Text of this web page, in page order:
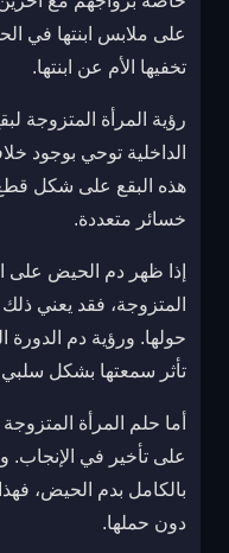
على ملابس ابنتها في
تخفيها الأم عن ابنتها.
رؤية المرأة المتزوجة
الداخلية توحي بوجود
هذه البقع على شكل
خسائر متعددة.
إذا ظهر دم الحيض على
المتزوجة، فقد يعني
حولها. ورؤية دم
تأثر سمعتها بشكل
أما حلم المرأة
على تأخير في
بالكامل بدم الحيض،
دون حملها.